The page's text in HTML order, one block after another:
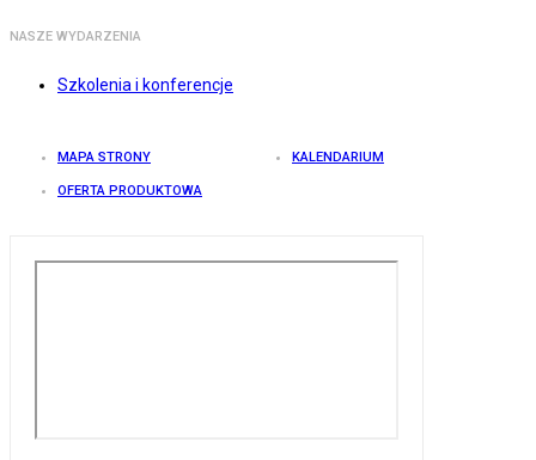
NASZE WYDARZENIA
Szkolenia i konferencje
MAPA STRONY KALENDARIUM
OFERTA PRODUKTOWA